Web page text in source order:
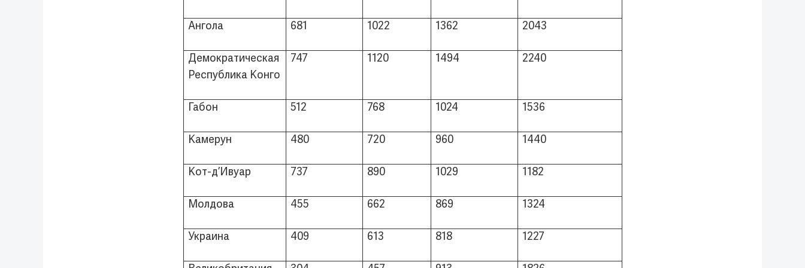
Ангола 681 1022 1362 2043
Демократическая
Республика Конго
747 1120 1494 2240
Габон 512 768 1024 1536
Камерун 480 720 960 1440
Кот-д’Ивуар 737 890 1029 1182
Молдова 455 662 869 1324
Украина 409 613 818 1227